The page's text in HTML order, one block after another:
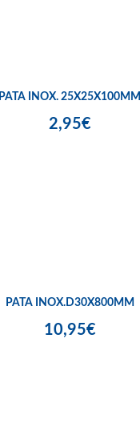
PATA INOX. 25X25X100MM
2,95€
PATA INOX.D30X800MM
10,95€